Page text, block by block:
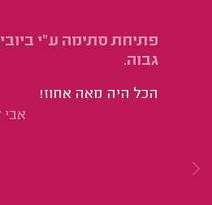
פתיחת סתימה ע"י
גבוה.
הכל היה מאה אחוז!